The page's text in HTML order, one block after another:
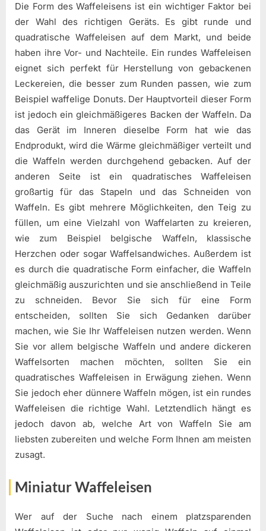
Die Form des Waffeleisens ist ein wichtiger Faktor bei
der Wahl des richtigen Geräts. Es gibt runde und
quadratische Waffeleisen auf dem Markt, und beide
haben ihre Vor- und Nachteile. Ein rundes Waffeleisen
eignet sich perfekt für Herstellung von gebackenen
Leckereien, die besser zum Runden passen, wie zum
Beispiel waffelige Donuts. Der Hauptvorteil dieser Form
ist jedoch ein gleichmäßigeres Backen der Waffeln. Da
das Gerät im Inneren dieselbe Form hat wie das
Endprodukt, wird die Wärme gleichmäßiger verteilt und
die Waffeln werden durchgehend gebacken. Auf der
anderen Seite ist ein quadratisches Waffeleisen
großartig für das Stapeln und das Schneiden von
Waffeln. Es gibt mehrere Möglichkeiten, den Teig zu
füllen, um eine Vielzahl von Waffelarten zu kreieren,
wie zum Beispiel belgische Waffeln, klassische
Herzchen oder sogar Waffelsandwiches. Außerdem ist
es durch die quadratische Form einfacher, die Waffeln
gleichmäßig auszurichten und sie anschließend in Teile
zu schneiden. Bevor Sie sich für eine Form
entscheiden, sollten Sie sich Gedanken darüber
machen, wie Sie Ihr Waffeleisen nutzen werden. Wenn
Sie vor allem belgische Waffeln und andere dickeren
Waffelsorten machen möchten, sollten Sie ein
quadratisches Waffeleisen in Erwägung ziehen. Wenn
Sie jedoch eher dünnere Waffeln mögen, ist ein rundes
Waffeleisen die richtige Wahl. Letztendlich hängt es
jedoch davon ab, welche Art von Waffeln Sie am
liebsten zubereiten und welche Form Ihnen am meisten
zusagt.
Miniatur Waffeleisen
Wer auf der Suche nach einem platzsparenden